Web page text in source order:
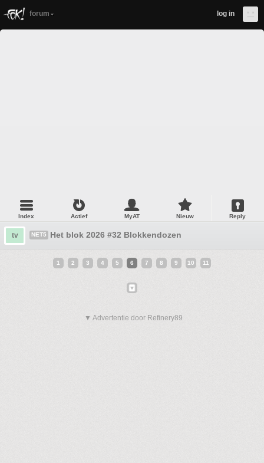
forum log in
Index Actief MyAT Nieuw Reply
tv NET5 Het blok 2026 #32 Blokkendozen
1 2 3 4 5 6 7 8 9 10 11
▼ Advertentie door Refinery89